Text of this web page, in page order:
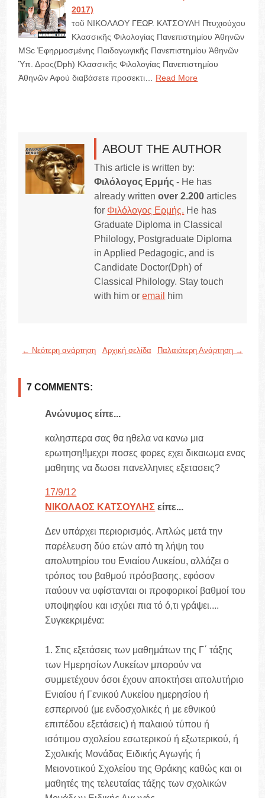
2017)
τοῦ ΝΙΚΟΛΑΟΥ ΓΕΩΡ. ΚΑΤΣΟΥΛΗ Πτυχιούχου
Κλασσικῆς Φιλολογίας Πανεπιστημίου Ἀθηνῶν
MSc Ἐφηρμοσμένης Παιδαγωγικῆς Πανεπιστημίου Ἀθηνῶν
Ὑπ. Δρος(Dph) Κλασσικῆς Φιλολογίας Πανεπιστημίου
Ἀθηνῶν Αφού διαβάσετε προσεκτι… Read More
ABOUT THE AUTHOR
This article is written by:
Φιλόλογος Ερμής - He has
already writtenover 2.200 articles
for Φιλόλογος Ερμής. He has
Graduate Diploma in Classical
Philology, Postgraduate Diploma
in Applied Pedagogic, and is
Candidate Doctor(Dph) of
Classical Philology. Stay touch
with him oremail him
← Νεότερη ανάρτηση Παλαιότερη Ανάρτηση →
Αρχική σελίδα
7 COMMENTS:
Ανώνυμος είπε...
καλησπερα σας θα ηθελα να κανω μια
ερωτηση!!μεχρι ποσες φορες εχει δικαιωμα ενας
μαθητης να δωσει πανελληνιες εξετασεις?
17/9/12
ΝΙΚΟΛΑΟΣ ΚΑΤΣΟΥΛΗΣ είπε...
Δεν υπάρχει περιορισμός. Απλώς μετά την
παρέλευση δύο ετών από τη λήψη του
απολυτηρίου του Ενιαίου Λυκείου, αλλάζει ο
τρόπος του βαθμού πρόσβασης, εφόσον
παύουν να υφίστανται οι προφορικοί βαθμοί του
υποψηφίου και ισχύει πια τό ό,τι γράψει....
Συγκεκριμένα:
1. Στις εξετάσεις των μαθημάτων της Γ΄ τάξης
των Ημερησίων Λυκείων μπορούν να
συμμετέχουν όσοι έχουν αποκτήσει απολυτήριο
Ενιαίου ή Γενικού Λυκείου ημερησίου ή
εσπερινού (με ενδοσχολικές ή με εθνικού
επιπέδου εξετάσεις) ή παλαιού τύπου ή
ισότιμου σχολείου εσωτερικού ή εξωτερικού, ή
Σχολικής Μονάδας Ειδικής Αγωγής ή
Μειονοτικού Σχολείου της Θράκης καθώς και οι
μαθητές της τελευταίας τάξης των σχολικών